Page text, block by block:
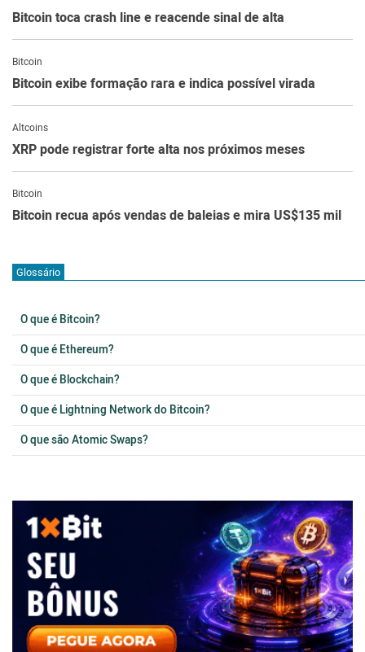
Bitcoin toca crash line e reacende sinal de alta
Bitcoin
Bitcoin exibe formação rara e indica possível virada
Altcoins
XRP pode registrar forte alta nos próximos meses
Bitcoin
Bitcoin recua após vendas de baleias e mira US$135 mil
Glossário
O que é Bitcoin?
O que é Ethereum?
O que é Blockchain?
O que é Lightning Network do Bitcoin?
O que são Atomic Swaps?